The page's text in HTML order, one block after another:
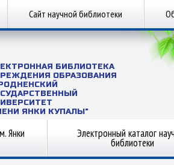
Сайт научной библиотеки
БИБЛИОТЕКА
ОБРАЗОВАНИЯ
ЯНКИ КУПАЛЫ"
Янки Электронный каталог
библиотеки